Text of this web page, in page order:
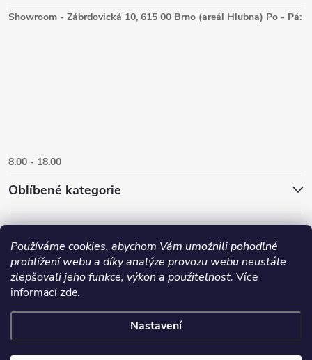
Používáme cookies, abychom Vám umožnili pohodlné
prohlížení webu a díky analýze provozu webu neustále
zlepšovali jeho funkce, výkon a použitelnost. Více
informacízde.
Nastavení
Showroom - Zábrdovická 10, 615 00 Brno (areál Hlubna) Po - Pá:
8.00 - 18.00
Oblíbené kategorie
Copyright 2026
cookies